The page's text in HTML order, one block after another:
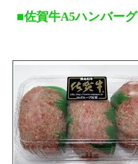
■佐賀牛A5ハンバーグ